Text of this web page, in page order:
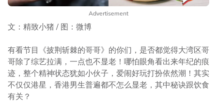
Advertisement
文：精致小猪 / 图：微博
有看节目《披荆斩棘的哥哥》的你们，是否都觉得大湾区哥
哥除了综艺拉满，一点也不显老！哪怕眼角看出来年纪的痕
迹，整个精神状态犹如小伙子，爱闹好玩打扮依然潮！其实
不仅仅港星，香港男生普遍都不怎么显老，其中秘诀跟饮食
有关？